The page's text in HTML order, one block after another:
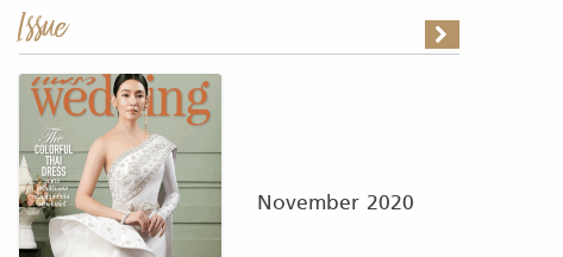
Issue
November 2020